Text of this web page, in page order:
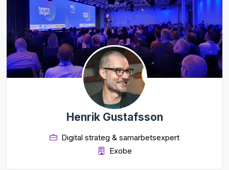
Henrik Gustafsson
Digital strateg & samarbetsexpert
Exobe